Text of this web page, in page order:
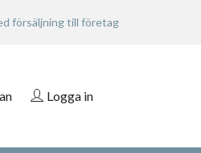
försäljning till företag
Logga in